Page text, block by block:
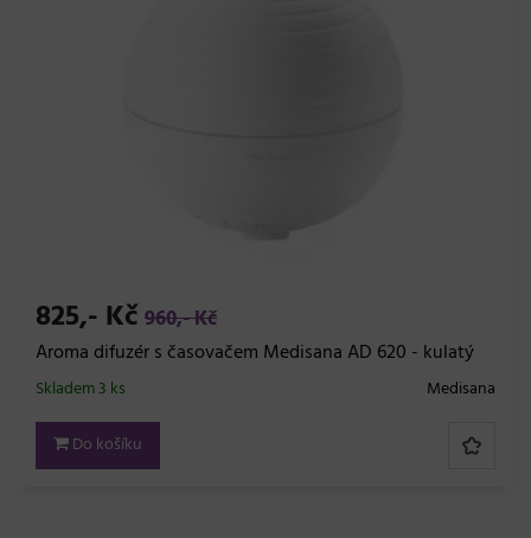
825,- Kč 960,- Kč
Aroma difuzér s časovačem Medisana AD 620 - kulatý
Medisana
Skladem 3 ks
Do košíku